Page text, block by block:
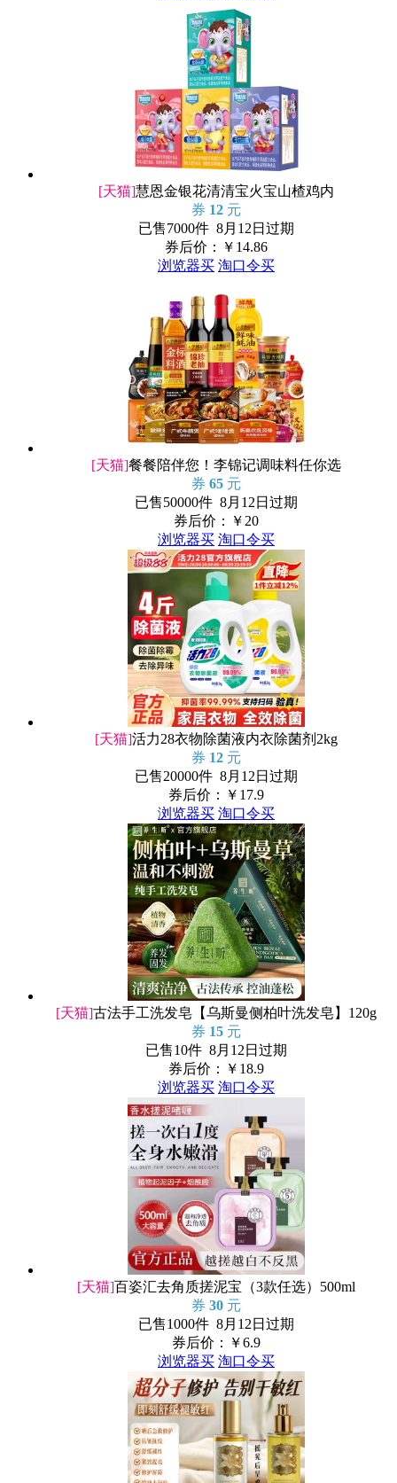
[天猫]慧恩金银花清清宝火宝山楂鸡内
券 12 元
已售7000件 8月12日过期
券后价：￥ 14.86
浏览器买 淘口令买
[天猫]餐餐陪伴您！李锦记调味料任你选
券 65 元
已售50000件 8月12日过期
券后价：￥ 20
浏览器买 淘口令买
[天猫]活力28衣物除菌液内衣除菌剂2kg
券 12 元
已售20000件 8月12日过期
券后价：￥ 17.9
浏览器买 淘口令买
[天猫]古法手工洗发皂【乌斯曼侧柏叶洗发皂】120g
券 15 元
已售10件 8月12日过期
券后价：￥ 18.9
浏览器买 淘口令买
[天猫]百姿汇去角质搓泥宝（3款任选）500ml
券 30 元
已售1000件 8月12日过期
券后价：￥6.9
浏览器买 淘口令买